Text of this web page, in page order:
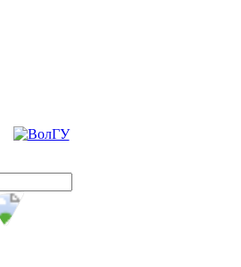
Пожалуйста